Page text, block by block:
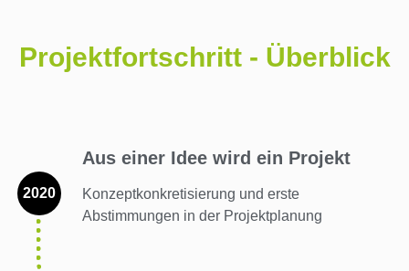
Projektfortschritt - Überblick
2020
Aus einer Idee wird ein Projekt
Konzeptkonkretisierung und erste
Abstimmungen in der Projektplanung